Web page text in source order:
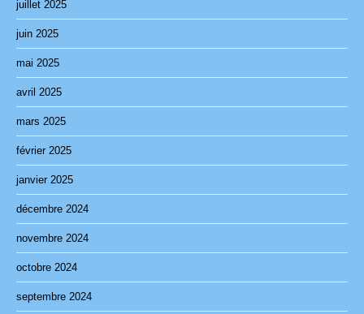
juillet 2025
juin 2025
mai 2025
avril 2025
mars 2025
février 2025
janvier 2025
décembre 2024
novembre 2024
octobre 2024
septembre 2024